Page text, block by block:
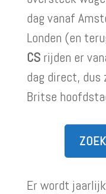
dag vanaf
Londen (en
CSrijden er
dag direct, dus
Britse
Er wordt